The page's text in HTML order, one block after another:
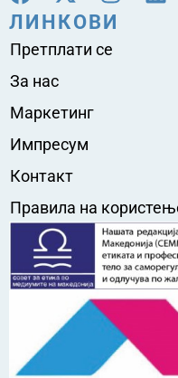
ЛИНКОВИ
Претплати се
За нас
Маркетинг
Импресум
Контакт
Правила на